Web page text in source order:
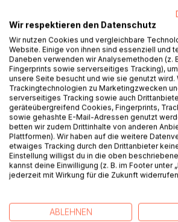
werden, müssen die Menschen in
Bedingungen ausharren. Deshalb
den Bau einer Stadt vor welches das
ersetzt.
Für nur 6% des Budgets der
Grenzschutz und Grenztechnologie,
Bürokratendeutsch heisst, wäre es
Barbarei der Jagd auf Flüchtlinge ein
sondern Sie auch menschenwürdig
sie denn schon nicht von den
werden.
Europa ist auf humanitären Werten und
Leiden geschehen. Deshalb Hope for
für Flüchtlinge anstatt Barbarei.
Wir respektieren den Datenschutz
Wir nutzen Cookies und vergleichbare
Website. Einige von ihnen sind essenziell und
Daneben verwenden wir Analysemethoden (z.
Fingerprints sowie serverseitiges Tracking),
unsere Seite besucht und wie sie genutzt wird.
Trackingtechnologien zu Marketingzwecken
serverseitiges Tracking sowie auch
geräteübergreifend Cookies, Fingerprints,
sowie gehashte E-Mail-Adressen genutzt
betten wir zudem Drittinhalte von anderen
Plattformen). Wir haben auf die weitere
etwaiges Tracking durch den Drittanbieter
Einstellung willigst du in die oben
kannst deine Einwilligung (z. B. im Footer unter
jederzeit mit Wirkung für die Zukunft
ABLEHNEN